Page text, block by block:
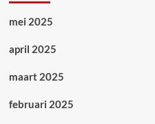
mei 2025
april 2025
maart 2025
februari 2025